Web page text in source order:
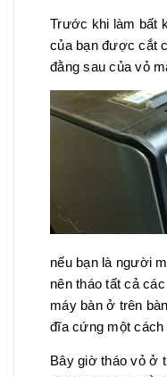
Trước khi làm bất
của bạn được cắt
đằng sau của vỏ
nếu bạn là người
nên tháo tất cả
máy bàn ở trên
đĩa cứng một cách
Bây giờ tháo vỏ ở